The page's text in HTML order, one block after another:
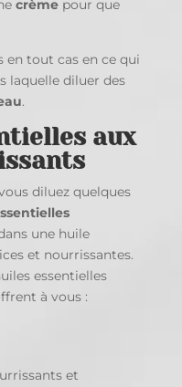
crèmepour que
en tout cas en ce qui
laquelle diluer des
.
aux
diluez quelques
une huile
et nourrissantes.
essentielles
à vous :
et